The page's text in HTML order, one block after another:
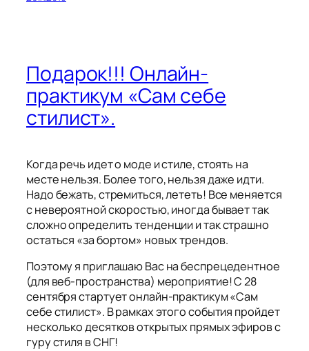
Подарок!!! Онлайн-
практикум «Сам себе
стилист».
Когда речь идет о моде и стиле, стоять на
месте нельзя. Более того, нельзя даже идти.
Надо бежать, стремиться, лететь! Все меняется
с невероятной скоростью, иногда бывает так
сложно определить тенденции и так страшно
остаться «за бортом» новых трендов.
Поэтому я приглашаю Вас на беспрецедентное
(для веб-пространства) мероприятие! С 28
сентября стартует онлайн-практикум «Сам
себе стилист». В рамках этого события пройдет
несколько десятков открытых прямых эфиров с
гуру стиля в СНГ!